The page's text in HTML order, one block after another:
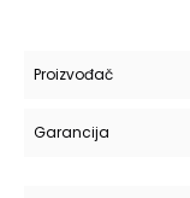
Proizvođač
Garancija